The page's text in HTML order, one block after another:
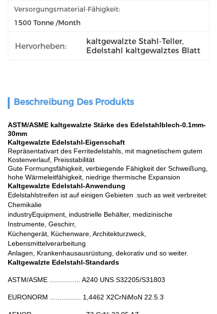
Versorgungsmaterial-Fähigkeit:
1500 Tonne /Month
Hervorheben: kaltgewalzte Stahl-Teller,
Edelstahl kaltgewalztes Blatt
Beschreibung Des Produkts
ASTM/ASME kaltgewalzte Stärke des Edelstahlblech-0.1mm-
30mm
Kaltgewalzte Edelstahl-Eigenschaft
Repräsentativart des Ferritedelstahls, mit magnetischem gutem
Kostenverlauf, Preisstabilität
Gute Formungsfähigkeit, verbiegende Fähigkeit der Schweißung,
hohe Wärmeleitfähigkeit, niedrige thermische Expansion
Kaltgewalzte Edelstahl-Anwendung
Edelstahlstreifen ist auf einigen Gebieten .such as weit verbreitet:
Chemikalie
industryEquipment, industrielle Behälter, medizinische
Instrumente, Geschirr,
Küchengerät, Küchenware, Architekturzweck,
Lebensmittelverarbeitung
Anlagen, Krankenhausausrüstung, dekorativ und so weiter.
Kaltgewalzte Edelstahl-Standards
ASTM/ASME ................ A240 UNS S32205/S31803
EURONORM ................ 1,4462 X2CrNiMoN 22.5.3